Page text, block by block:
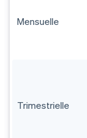
Mensuelle
Trimestrielle